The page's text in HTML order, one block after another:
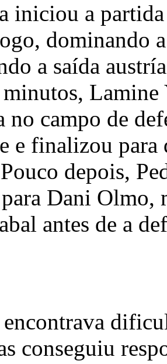
iniciou a
dominando
a saída
Lamine
no campo de
e finalizou para
depois,
Dani Olmo,
antes de a
conseguiu